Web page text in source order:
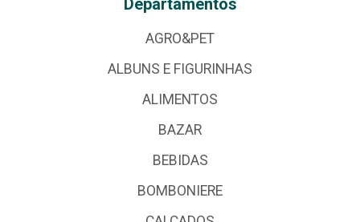
AGRO&PET
ALBUNS E FIGURINHAS
ALIMENTOS
BAZAR
BEBIDAS
BOMBONIERE